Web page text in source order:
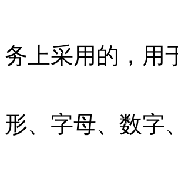
务上采用的，用
形、字母、数字